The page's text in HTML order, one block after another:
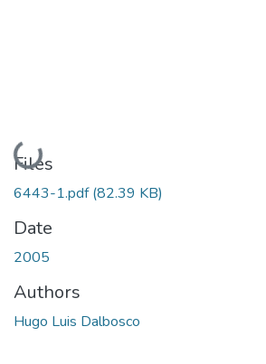
Loading...
Files
6443-1.pdf(82.39 KB)
Date
2005
Authors
Hugo Luis Dalbosco